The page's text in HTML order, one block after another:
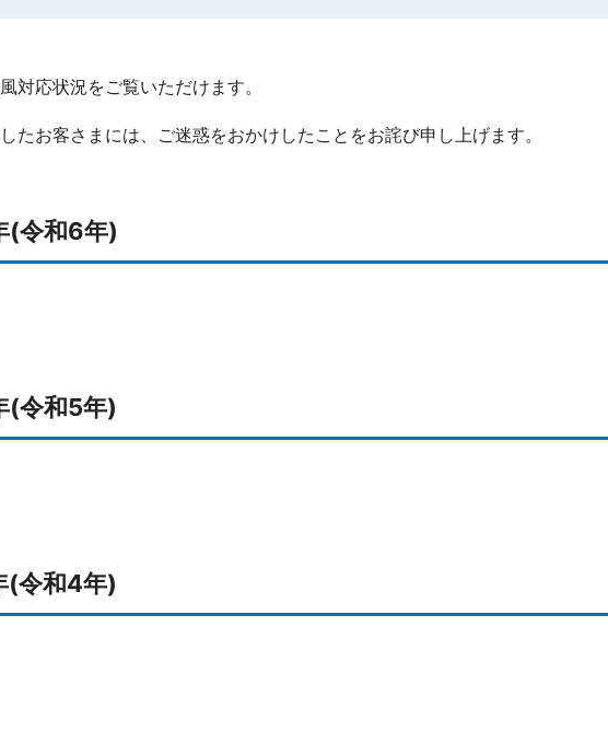
対応状況をご覧いただけます。
たお客さまには、ご迷惑をおかけしたことをお詫び申し上げます。
令和6年)
令和5年)
令和4年)